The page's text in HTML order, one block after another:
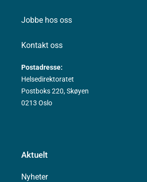
Jobbe hos oss
Kontakt oss
Postadresse:
Helsedirektoratet
Postboks 220, Skøyen
0213 Oslo
Aktuelt
Nyheter